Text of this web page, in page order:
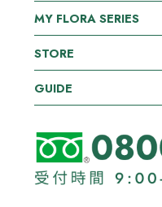
MY FLORA SERIES
STORE
GUIDE